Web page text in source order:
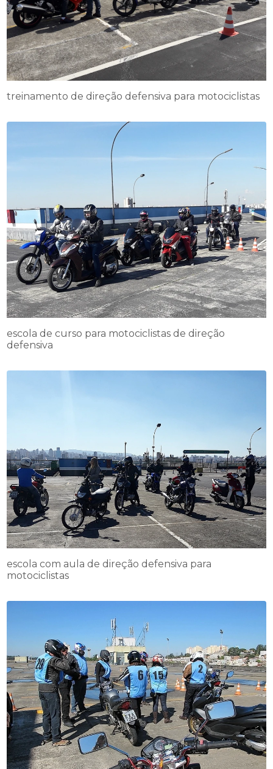
treinamento de direção defensiva para motociclistas
escola de curso para motociclistas de direção
defensiva
escola com aula de direção defensiva para
motociclistas